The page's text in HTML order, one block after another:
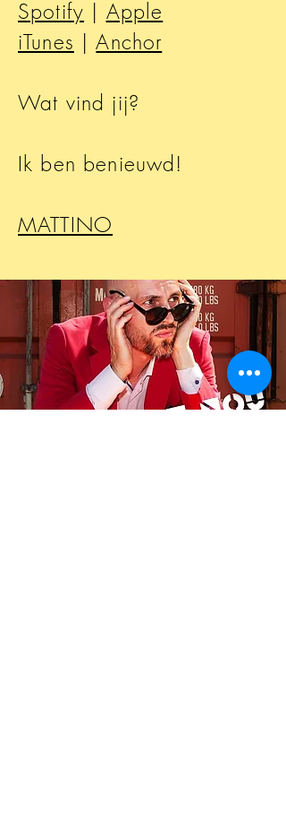
Spotify | Apple
iTunes |Anchor
Wat vind jij?
Ik ben benieuwd!
MATTINO